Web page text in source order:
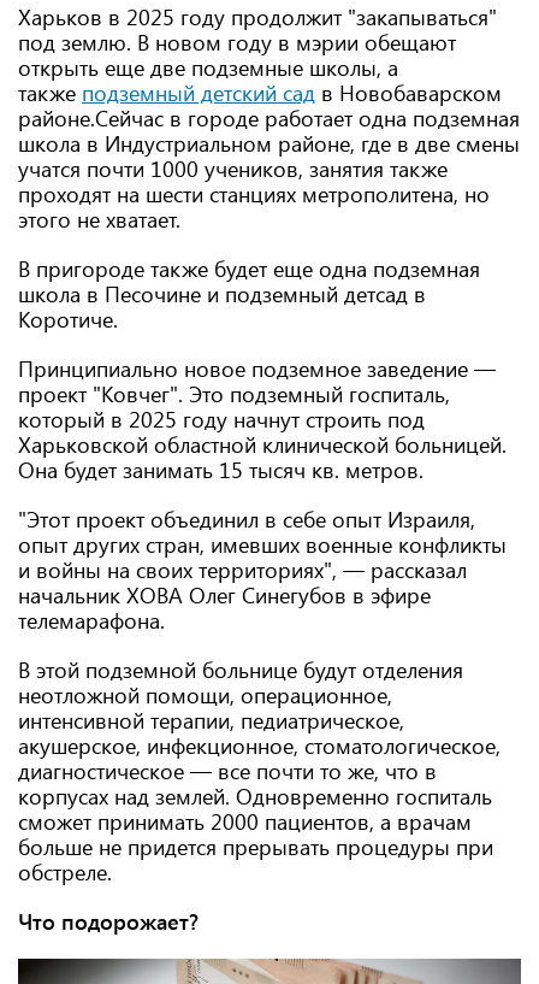
Харьков в 2025 году продолжит "закапываться"
под землю. В новом году в мэрии обещают
открыть еще две подземные школы, а
также подземный детский сад в Новобаварском
районе.Сейчас в городе работает одна подземная
школа в Индустриальном районе, где в две смены
учатся почти 1000 учеников, занятия также
проходят на шести станциях метрополитена, но
этого не хватает.
В пригороде также будет еще одна подземная
школа в Песочине и подземный детсад в
Коротиче.
Принципиально новое подземное заведение —
проект "Ковчег". Это подземный госпиталь,
который в 2025 году начнут строить под
Харьковской областной клинической больницей.
Она будет занимать 15 тысяч кв. метров.
"Этот проект объединил в себе опыт Израиля,
опыт других стран, имевших военные конфликты
и войны на своих территориях", — рассказал
начальник ХОВА Олег Синегубов в эфире
телемарафона.
В этой подземной больнице будут отделения
неотложной помощи, операционное,
интенсивной терапии, педиатрическое,
акушерское, инфекционное, стоматологическое,
диагностическое — все почти то же, что в
корпусах над землей. Одновременно госпиталь
сможет принимать 2000 пациентов, а врачам
больше не придется прерывать процедуры при
обстреле.
Что подорожает?